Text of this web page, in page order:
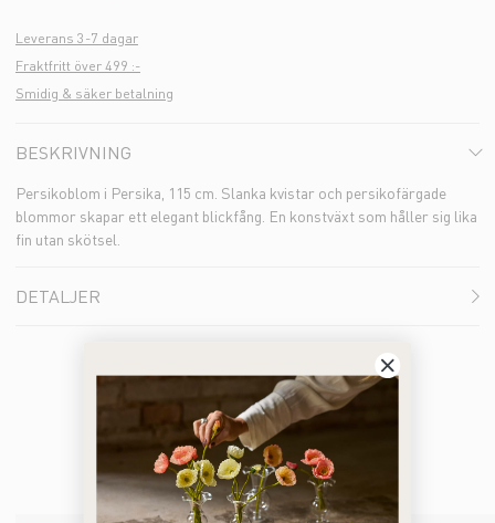
Leverans 3-7 dagar
Fraktfritt över 499 :-
Smidig & säker betalning
BESKRIVNING
Persikoblom i Persika, 115 cm. Slanka kvistar och persikofärgade
blommor skapar ett elegant blickfång. En konstväxt som håller sig lika
fin utan skötsel.
DETALJER
Du kanske också gillar